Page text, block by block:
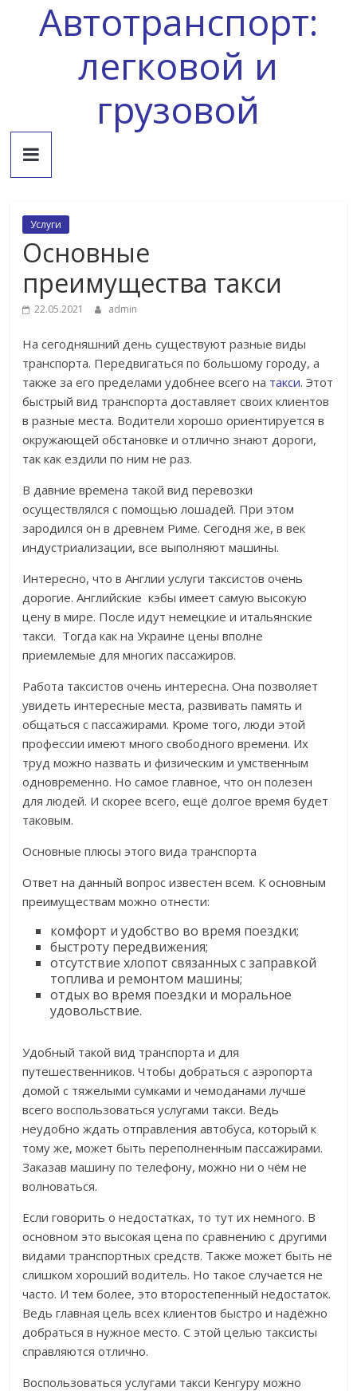
Автотранспорт:
легковой и
грузовой
Услуги
Основные
преимущества такси
22.05.2021 admin
На сегодняшний день существуют разные виды
транспорта. Передвигаться по большому городу, а
также за его пределами удобнее всего на такси. Этот
быстрый вид транспорта доставляет своих клиентов
в разные места. Водители хорошо ориентируется в
окружающей обстановке и отлично знают дороги,
так как ездили по ним не раз.
В давние времена такой вид перевозки
осуществлялся с помощью лошадей. При этом
зародился он в древнем Риме. Сегодня же, в век
индустриализации, все выполняют машины.
Интересно, что в Англии услуги таксистов очень
дорогие. Английские кэбы имеет самую высокую
цену в мире. После идут немецкие и итальянские
такси. Тогда как на Украине цены вполне
приемлемые для многих пассажиров.
Работа таксистов очень интересна. Она позволяет
увидеть интересные места, развивать память и
общаться с пассажирами. Кроме того, люди этой
профессии имеют много свободного времени. Их
труд можно назвать и физическим и умственным
одновременно. Но самое главное, что он полезен
для людей. И скорее всего, ещё долгое время будет
таковым.
Основные плюсы этого вида транспорта
Ответ на данный вопрос известен всем. К основным
преимуществам можно отнести:
комфорт и удобство во время поездки;
быстроту передвижения;
отсутствие хлопот связанных с заправкой
топлива и ремонтом машины;
отдых во время поездки и моральное
удовольствие.
Удобный такой вид транспорта и для
путешественников. Чтобы добраться с аэропорта
домой с тяжелыми сумками и чемоданами лучше
всего воспользоваться услугами такси. Ведь
неудобно ждать отправления автобуса, который к
тому же, может быть переполненным пассажирами.
Заказав машину по телефону, можно ни о чём не
волноваться.
Если говорить о недостатках, то тут их немного. В
основном это высокая цена по сравнению с другими
видами транспортных средств. Также может быть не
слишком хороший водитель. Но такое случается не
часто. И тем более, это второстепенный недостаток.
Ведь главная цель всех клиентов быстро и надёжно
добраться в нужное место. С этой целью таксисты
справляются отлично.
Воспользоваться услугами такси Кенгуру можно